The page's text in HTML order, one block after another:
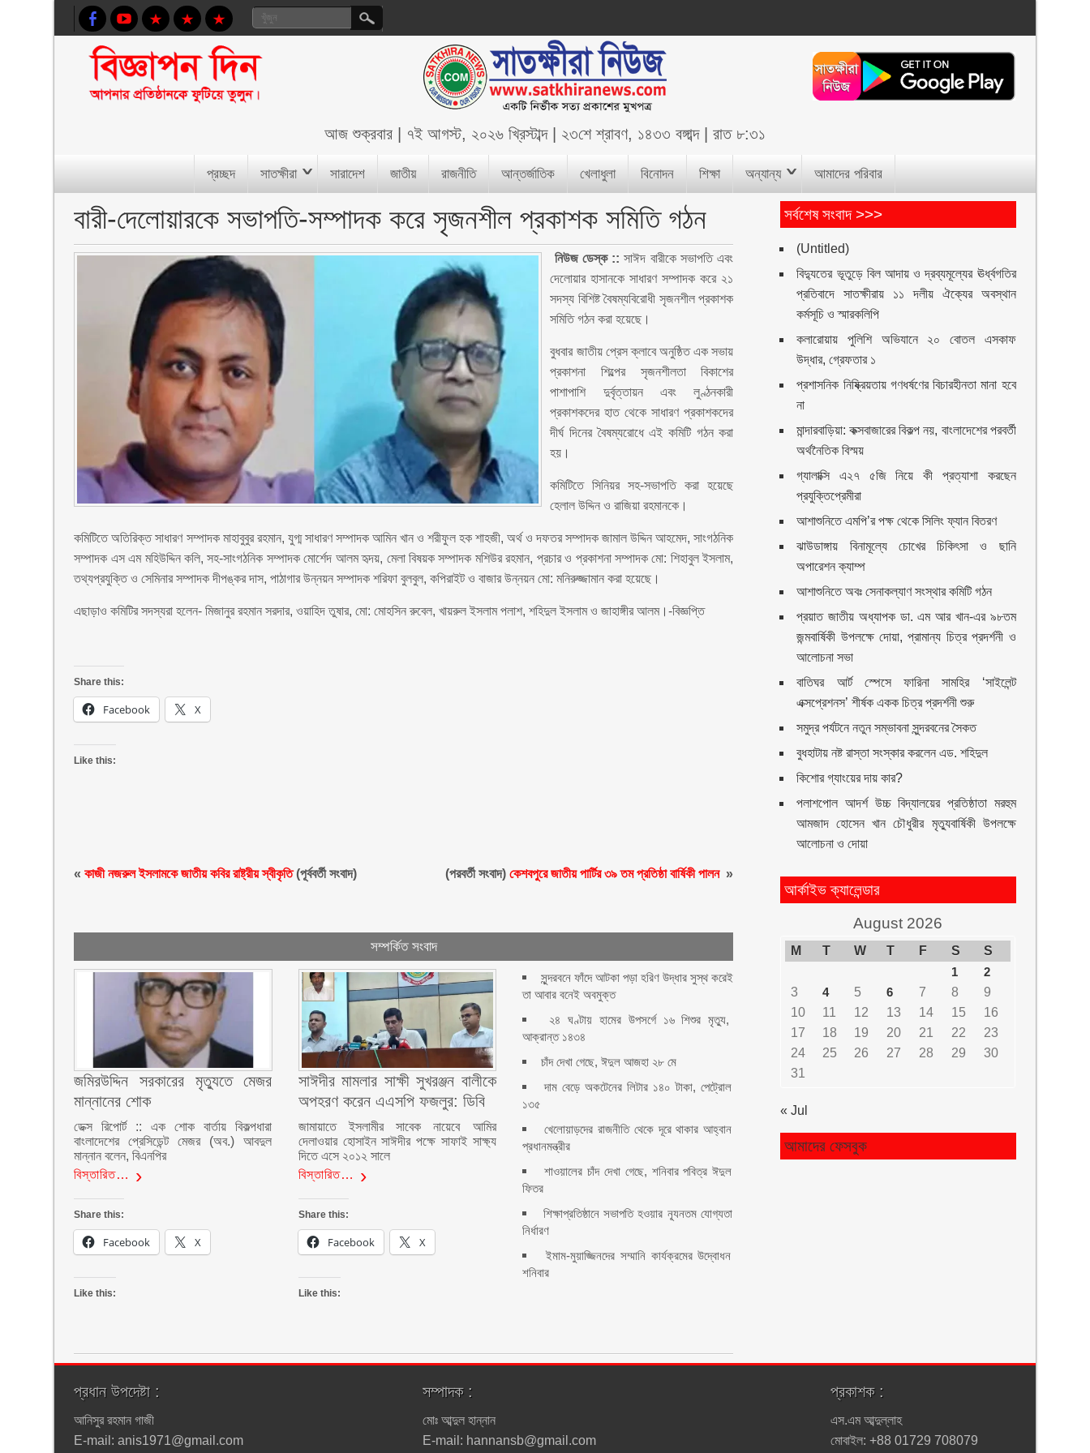
আজশুক্রবার| ৭ই আগস্ট, ২০২৬ খ্রিস্টাব্দ| ২৩শে শ্রাবণ, ১৪৩৩ বঙ্গাব্দ| রাত ৮:৩১
প্রচ্ছদ সাতক্ষীরা সারাদেশ জাতীয় রাজনীতি আন্তর্জাতিক খেলাধুলা বিনোদন শিক্ষা অন্যান্য আমাদের পরিবার
বারী-দেলোয়ারকে সভাপতি-সম্পাদক করে সৃজনশীল প্রকাশক সমিতি গঠন
নিউজ ডেস্ক :: সাঈদ বারীকে সভাপতি এবং
দেলোয়ার হাসানকে সাধারণ সম্পাদক করে ২১
সদস্য বিশিষ্ট বৈষম্যবিরোধী সৃজনশীল প্রকাশক
সমিতি গঠন করা হয়েছে।
বুধবার জাতীয় প্রেস ক্লাবে অনুষ্ঠিত এক সভায়
প্রকাশনা শিল্পের সৃজনশীলতা বিকাশের
পাশাপাশি দুর্বৃত্তায়ন এবং লুণ্ঠনকারী
প্রকাশকদের হাত থেকে সাধারণ প্রকাশকদের
দীর্ঘ দিনের বৈষম্যরোধে এই কমিটি গঠন করা
হয়।
কমিটিতে সিনিয়র সহ-সভাপতি করা হয়েছে
হেলাল উদ্দিন ও রাজিয়া রহমানকে।
কমিটিতে অতিরিক্ত সাধারণ সম্পাদক মাহাবুবুর রহমান, যুগ্ম সাধারণ সম্পাদক আমিন খান ও শরীফুল হক শাহজী, অর্থ ও দফতর সম্পাদক জামাল উদ্দিন আহমেদ, সাংগঠনিক
সম্পাদক এস এম মহিউদ্দিন কলি, সহ-সাংগঠনিক সম্পাদক মোর্শেদ আলম হৃদয়, মেলা বিষয়ক সম্পাদক মশিউর রহমান, প্রচার ও প্রকাশনা সম্পাদক মো: শিহাবুল ইসলাম,
তথ্যপ্রযুক্তি ও সেমিনার সম্পাদক দীপঙ্কর দাস, পাঠাগার উন্নয়ন সম্পাদক শরিফা বুলবুল, কপিরাইট ও বাজার উন্নয়ন মো: মনিরুজ্জামান করা হয়েছে।
এছাড়াও কমিটির সদস্যরা হলেন- মিজানুর রহমান সরদার, ওয়াহিদ তুষার, মো: মোহসিন রুবেল, খায়রুল ইসলাম পলাশ, শহিদুল ইসলাম ও জাহাঙ্গীর আলম।-বিজ্ঞপ্তি
Share this:
Facebook X
Like this:
«কাজী নজরুল ইসলামকে জাতীয় কবির রাষ্ট্রীয় স্বীকৃতি(পূর্ববর্তী সংবাদ) (পরবর্তী সংবাদ)কেশবপুরে জাতীয় পার্টির ৩৯ তম প্রতিষ্ঠা বার্ষিকী পালন »
সম্পর্কিত সংবাদ
জমিরউদ্দিন সরকারের মৃত্যুতে মেজর
মান্নানের শোক
ডেক্স রিপোর্ট :: এক শোক বার্তায় বিকল্পধারা
বাংলাদেশের প্রেসিডেন্ট মেজর (অব.) আবদুল
মান্নান বলেন, বিএনপির
বিস্তারিত…
Share this:
Facebook X
Like this:
সাঈদীর মামলার সাক্ষী সুখরঞ্জন বালীকে
অপহরণ করেন এএসপি ফজলুর: ডিবি
জামায়াতে ইসলামীর সাবেক নায়েবে আমির
দেলাওয়ার হোসাইন সাঈদীর পক্ষে সাফাই সাক্ষ্য
দিতে এসে ২০১২ সালে
বিস্তারিত…
Share this:
Facebook X
Like this:
সুন্দরবনে ফাঁদে আটকা পড়া হরিণ উদ্ধার সুস্থ করেই
তা আবার বনেই অবমুক্ত
২৪ ঘণ্টায় হামের উপসর্গে ১৬ শিশুর মৃত্যু,
আক্রান্ত ১৪৩৪
চাঁদ দেখা গেছে, ঈদুল আজহা ২৮ মে
দাম বেড়ে অকটেনের লিটার ১৪০ টাকা, পেট্রোল
১৩৫
খেলোয়াড়দের রাজনীতি থেকে দূরে থাকার আহ্বান
প্রধানমন্ত্রীর
শাওয়ালের চাঁদ দেখা গেছে, শনিবার পবিত্র ঈদুল
ফিতর
শিক্ষাপ্রতিষ্ঠানে সভাপতি হওয়ার ন্যূনতম যোগ্যতা
নির্ধারণ
ইমাম-মুয়াজ্জিনদের সম্মানি কার্যক্রমের উদ্বোধন
শনিবার
সর্বশেষ সংবাদ >>>
(Untitled)
বিদ্যুতের ভূতুড়ে বিল আদায় ও দ্রব্যমূল্যের ঊর্ধ্বগতির
প্রতিবাদে সাতক্ষীরায় ১১ দলীয় ঐক্যের অবস্থান
কর্মসূচি ও স্মারকলিপি
কলারোয়ায় পুলিশি অভিযানে ২০ বোতল এসকাফ
উদ্ধার, গ্রেফতার ১
প্রশাসনিক নিষ্ক্রিয়তায় গণধর্ষণের বিচারহীনতা মানা হবে
না
মান্দারবাড়িয়া: কক্সবাজারের বিকল্প নয়, বাংলাদেশের পরবর্তী
অর্থনৈতিক বিস্ময়
গ্যালাক্সি এ২৭ ৫জি নিয়ে কী প্রত্যাশা করছেন
প্রযুক্তিপ্রেমীরা
আশাশুনিতে এমপি’র পক্ষ থেকে সিলিং ফ্যান বিতরণ
ঝাউডাঙ্গায় বিনামূল্যে চোখের চিকিৎসা ও ছানি
অপারেশন ক্যাম্প
আশাশুনিতে অবঃ সেনাকল্যাণ সংস্থার কমিটি গঠন
প্রয়াত জাতীয় অধ্যাপক ডা. এম আর খান-এর ৯৮তম
জন্মবার্ষিকী উপলক্ষে দোয়া, প্রামান্য চিত্র প্রদর্শনী ও
আলোচনা সভা
বাতিঘর আর্ট স্পেসে ফারিনা সামহির ‘সাইলেন্ট
এক্সপ্রেশনস’ শীর্ষক একক চিত্র প্রদর্শনী শুরু
সমুদ্র পর্যটনে নতুন সম্ভাবনা সুন্দরবনের সৈকত
বুধহাটায় নষ্ট রাস্তা সংস্কার করলেন এড. শহিদুল
কিশোর গ্যাংয়ের দায় কার?
পলাশপোল আদর্শ উচ্চ বিদ্যালয়ের প্রতিষ্ঠাতা মরহুম
আমজাদ হোসেন খান চৌধুরীর মৃত্যুবার্ষিকী উপলক্ষে
আলোচনা ও দোয়া
আর্কাইভ ক্যালেন্ডার
August 2026
M T W T F S
S
1
2
3
4 5 6 7 8
9
10
11 12 13 14 15
16
17
18 19 20 21 22
23
24
25 26 27 28 29
30
31
« Jul
আমাদের ফেসবুক
প্রধান উপদেষ্টা :
আনিসুর রহমান গাজী
E-mail: anis1971@gmail.com
সম্পাদক :
মোঃ আব্দুল হান্নান
E-mail: hannansb@gmail.com
প্রকাশক :
এস.এম আব্দুল্লাহ
মোবাইল: +88 01729 708079